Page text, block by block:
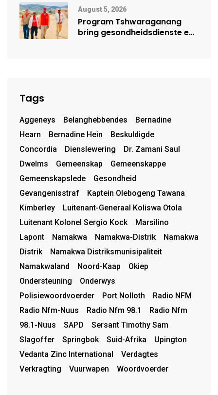
Mensehandel
August 5, 2026
Program Tshwaraganang
bring gesondheidsdienste en
Tags
Aggeneys Belanghebbendes
Bernadine
Hearn
Bernadine Hein
Beskuldigde
Concordia
Dienslewering
Dr. Zamani Saul
Dwelms
Gemeenskap
Gemeenskappe
Gemeenskapslede
Gesondheid
Gevangenisstraf
Kaptein Olebogeng Tawana
Kimberley
Luitenant-Generaal Koliswa Otola
Luitenant Kolonel Sergio Kock
Marsilino
Lapont
Namakwa Namakwa-Distrik
Namakwa
Distrik
Namakwa Distriksmunisipaliteit
Namakwaland
Noord-Kaap
Okiep
Ondersteuning
Onderwys
Polisiewoordvoerder
Port Nolloth
Radio NFM
Radio Nfm-Nuus
Radio Nfm 98.1
Radio Nfm
98.1-Nuus
SAPD
Sersant Timothy Sam
Slagoffer
Springbok Suid-Afrika
Upington
Vedanta Zinc International
Verdagtes
Verkragting
Vuurwapen Woordvoerder